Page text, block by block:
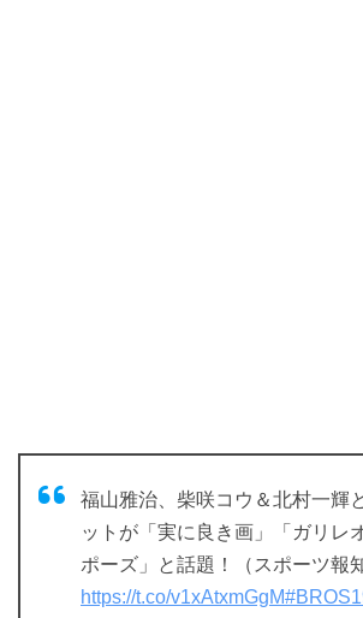
福山雅治、柴咲コウ＆北村一輝
ットが「実に良き画」「ガリレ
ポーズ」と話題！（スポーツ報知
https://t.co/v1xAtxmGgM